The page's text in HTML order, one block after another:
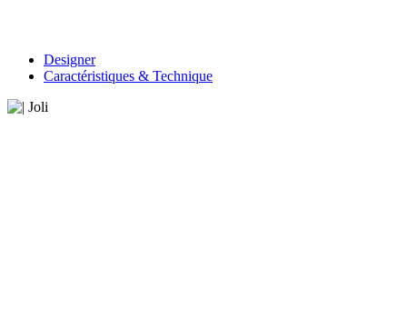
Designer
Caractéristiques & Technique